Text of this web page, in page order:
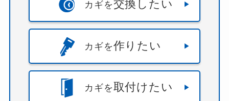
カギを交換したい
カギを作りたい
カギを取付けたい